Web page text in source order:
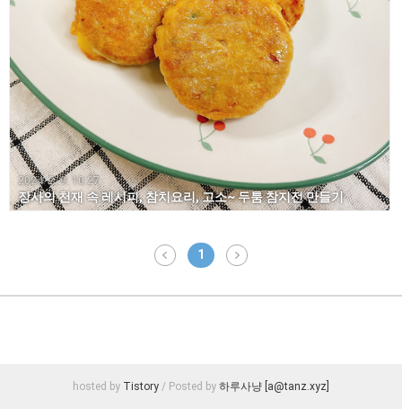
장사의 천재 속 레시피, 참치요리, 고소~ 두툼 참지전 만들기
2024. 2. 9. 10:27
1
hosted by Tistory / Posted by 하루사냥 [a@tanz.xyz]